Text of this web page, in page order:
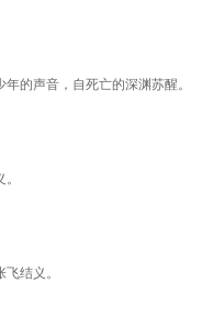
年的声音，自死亡的深渊苏醒。
结义。